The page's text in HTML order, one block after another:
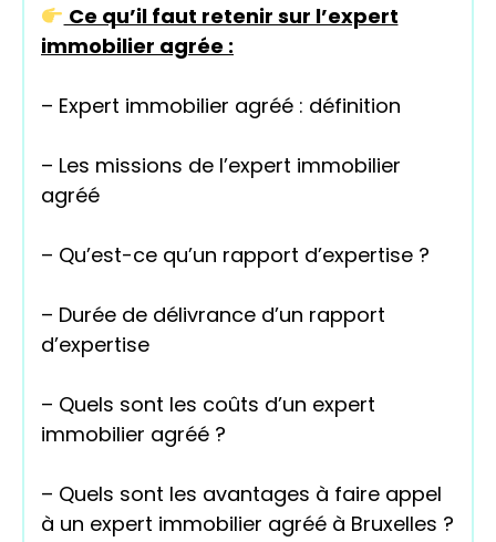
Ce qu’il faut retenir sur l’expert
immobilier agrée :
– Expert immobilier agréé : définition
– Les missions de l’expert immobilier
agréé
– Qu’est-ce qu’un rapport d’expertise ?
– Durée de délivrance d’un rapport
d’expertise
– Quels sont les coûts d’un expert
immobilier agréé ?
– Quels sont les avantages à faire appel
à un expert immobilier agréé à Bruxelles ?